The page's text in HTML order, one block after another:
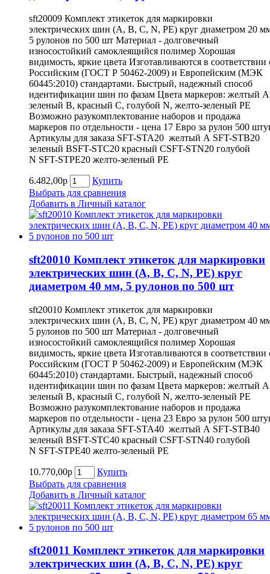
sft20009 Комплект этикеток для маркировки
электрических шин (A, B, С, N, PE) круг диаметром 20
5 рулонов по 500 шт Материал - долговечный
износостойкий самоклеящийся полимер Хорошая
видимость, яркие цвета Изготавливаются в соответствии
Российским (ГОСТ Р 50462-2009) и Европейским (МЭК
60445:2010) стандартами. Быстрый, надежный способ
идентификации шин по фазам Цвета маркеров: желтый
зеленый В, красный С, голубой N, желто-зеленый PE
Возможно разукомплектование наборов и продажа
маркеров по отдельности - цена 17 Евро за рулон 500
Артикулы для заказа SFT-STA20 желтый А SFT-STВ20
зеленый ВSFT-STС20 красный СSFT-STN20 голубой
N SFT-STPE20 желто-зеленый PE
6.482,00р
Купить
Выбрать для сравнения
Добавить в Личный каталог
sft20010 Комплект этикеток для маркировки
электрических шин (A, B, С, N, PE) круг
диаметром 40 мм, 5 рулонов по 500 шт
sft20010 Комплект этикеток для маркировки
электрических шин (A, B, С, N, PE) круг диаметром 40
5 рулонов по 500 шт Материал - долговечный
износостойкий самоклеящийся полимер Хорошая
видимость, яркие цвета Изготавливаются в соответствии
Российским (ГОСТ Р 50462-2009) и Европейским (МЭК
60445:2010) стандартами. Быстрый, надежный способ
идентификации шин по фазам Цвета маркеров: желтый
зеленый В, красный С, голубой N, желто-зеленый PE
Возможно разукомплектование наборов и продажа
маркеров по отдельности - цена 23 Евро за рулон 500
Артикулы для заказа SFT-STA40 желтый А SFT-STВ40
зеленый ВSFT-STС40 красный СSFT-STN40 голубой
N SFT-STPE40 желто-зеленый PE
10.770,00р
Купить
Выбрать для сравнения
Добавить в Личный каталог
sft20011 Комплект этикеток для маркировки
электрических шин (A, B, С, N, PE) круг